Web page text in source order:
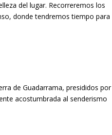
del lugar. Recorreremos los
donde tendremos tiempo para
de Guadarrama, presididos por
acostumbrada al senderismo